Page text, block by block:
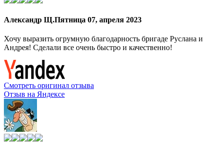
Александр Щ.Пятница 07, апреля 2023
Хочу выразить огрумную благодарность бригаде Руслана и
Андрея! Сделали все очень быстро и качественно!
Смотреть оригинал отзыва
Отзыв на Яндексе